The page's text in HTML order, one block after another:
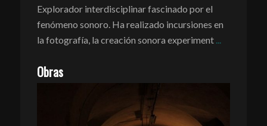
Explorador interdisciplinar fascinado por el
fenómeno sonoro. Ha realizado incursiones en
la fotografía, la creación sonora experiment ...
Obras